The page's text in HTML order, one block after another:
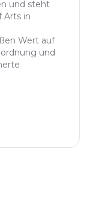
und steht
Arts in
Wert auf
und